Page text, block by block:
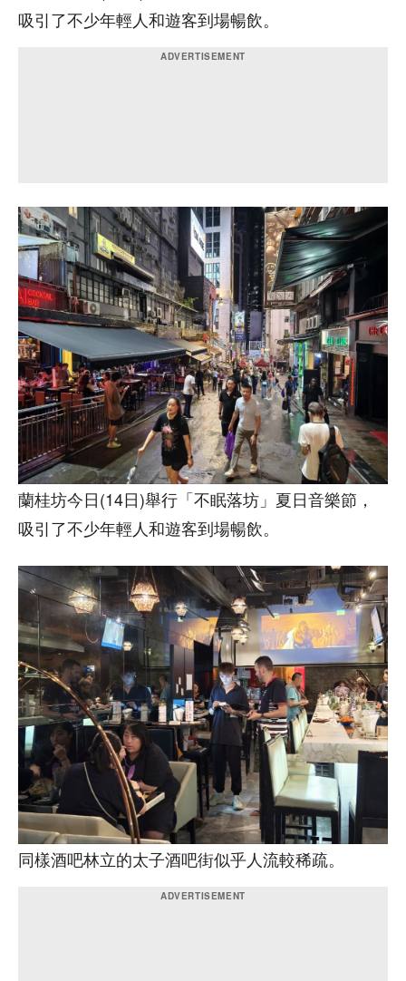
吸引了不少年輕人和遊客到場暢飲。
蘭桂坊今日(14日)舉行「不眠落坊」夏日音樂節，
吸引了不少年輕人和遊客到場暢飲。
同樣酒吧林立的太子酒吧街似乎人流較稀疏。